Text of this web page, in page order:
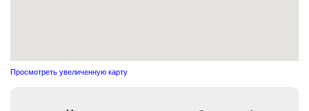
Просмотреть увеличенную карту